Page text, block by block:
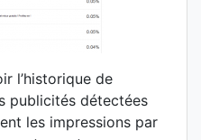
l’historique de
publicités détectées
les impressions par